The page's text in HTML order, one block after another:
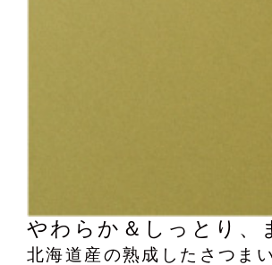
やわらか＆しっとり、
北海道産の熟成したさつま